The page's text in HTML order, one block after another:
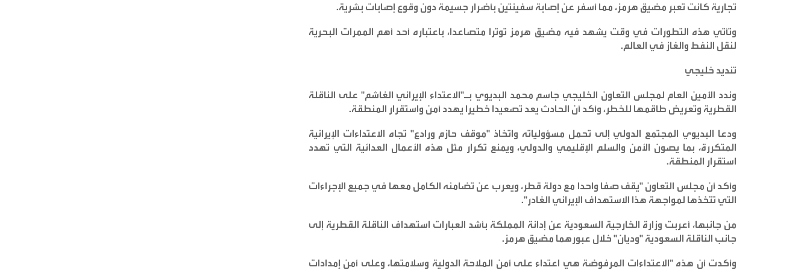
تجارية كانت تعبر مضيق هرمز، مما أسفر عن إصابة سفينتين بأضرار جسيمة دون وقوع إصابات بشرية.
وتأتي هذه التطورات في وقت يشهد فيه مضيق هرمز توترا متصاعدا، باعتباره أحد أهم الممرات البحرية
لنقل النفط والغاز في العالم.
تنديد خليجي
وندد الأمين العام لمجلس التعاون الخليجي جاسم محمد البديوي بـ"الاعتداء الإيراني الغاشم" على الناقلة
القطرية وتعريض طاقمها للخطر، وأكد أن الحادث يعد تصعيدا خطيرا يهدد أمن واستقرار المنطقة.
ودعا البديوي المجتمع الدولي إلى تحمل مسؤولياته واتخاذ "موقف حازم ورادع" تجاه الاعتداءات الإيرانية
المتكررة، بما يصون الأمن والسلم الإقليمي والدولي، ويمنع تكرار مثل هذه الأعمال العدائية التي تهدد
استقرار المنطقة.
وأكد أن مجلس التعاون "يقف صفا واحدا مع دولة قطر، ويعرب عن تضامنه الكامل معها في جميع الإجراءات
التي تتخذها لمواجهة هذا الاستهداف الإيراني الغادر".
من جانبها، أعربت وزارة الخارجية السعودية عن إدانة المملكة بأشد العبارات استهداف الناقلة القطرية إلى
جانب الناقلة السعودية "وديان" خلال عبورهما مضيق هرمز.
وأكدت أن هذه "الاعتداءات المرفوضة هي اعتداء على أمن الملاحة الدولية وسلامتها، وعلى أمن إمدادات